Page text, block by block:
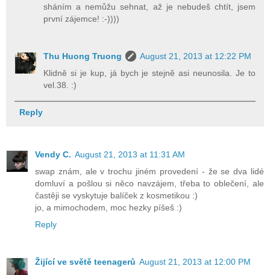
sháním a nemůžu sehnat, až je nebudeš chtít, jsem
první zájemce! :-))))
Thu Huong Truong
August 21, 2013 at 12:22 PM
Klidně si je kup, já bych je stejně asi neunosila. Je to
vel.38. :)
Reply
Vendy C. August 21, 2013 at 11:31 AM
swap znám, ale v trochu jiném provedení - že se dva lidé
domluví a pošlou si něco navzájem, třeba to oblečení, ale
častěji se vyskytuje balíček z kosmetikou :)
jo, a mimochodem, moc hezky píšeš :)
Reply
Žijící ve světě teenagerů August 21, 2013 at 12:00 PM